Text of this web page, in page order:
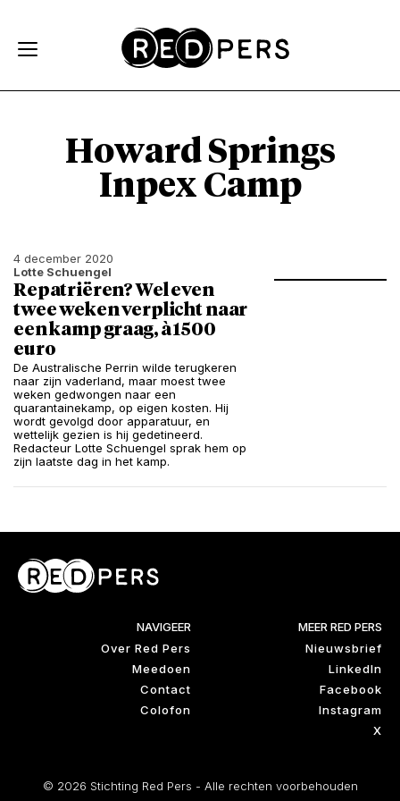
Howard Springs
Inpex Camp
4 december 2020
Lotte Schuengel
Repatriëren? Wel even
twee weken verplicht naar
een kamp graag, à 1500
euro
De Australische Perrin wilde terugkeren
naar zijn vaderland, maar moest twee
weken gedwongen naar een
quarantainekamp, op eigen kosten. Hij
wordt gevolgd door apparatuur, en
wettelijk gezien is hij gedetineerd.
Redacteur Lotte Schuengel sprak hem op
zijn laatste dag in het kamp.
NAVIGEER
Over Red Pers
Meedoen
Contact
Colofon
MEER RED PERS
Nieuwsbrief
LinkedIn
Facebook
Instagram
X
© 2026 Stichting Red Pers - Alle rechten voorbehouden